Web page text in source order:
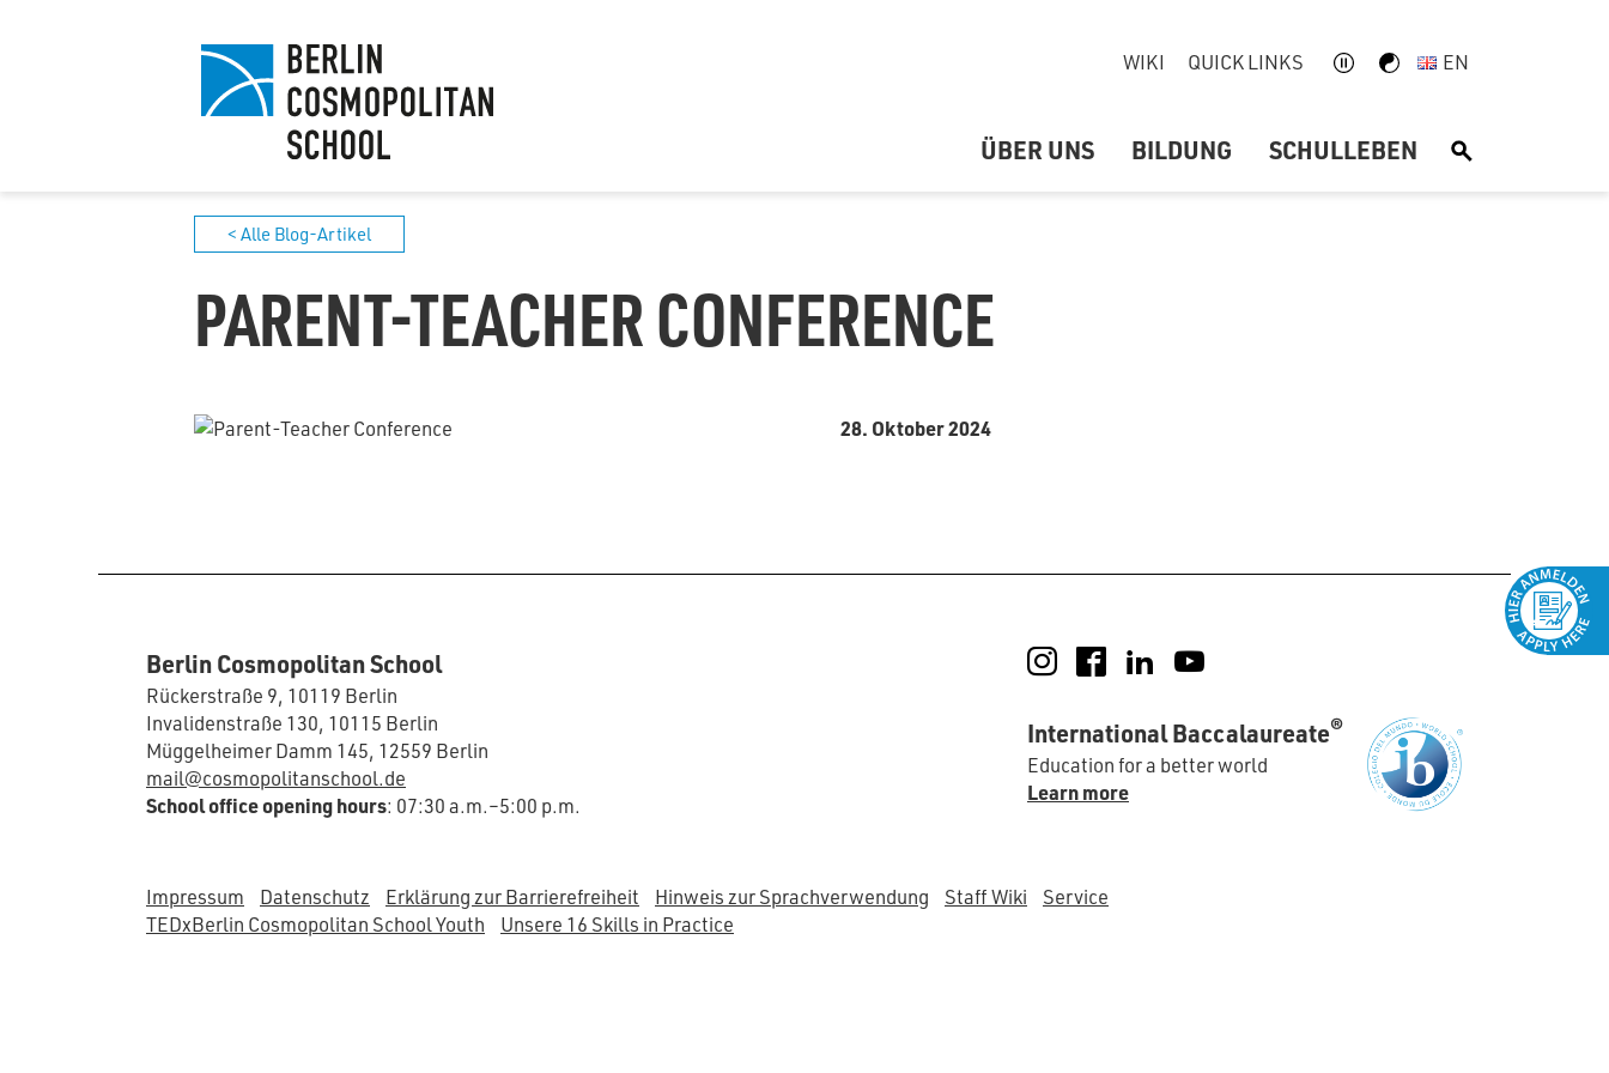
WIKI QUICK LINKS EN
ÜBER UNS BILDUNG SCHULLEBEN S
< Alle Blog-Artikel
PARENT-TEACHER CONFERENCE
28. Oktober 2024
Berlin Cosmopolitan School
Rückerstraße 9, 10119 Berlin
Invalidenstraße 130, 10115 Berlin
Müggelheimer Damm 145, 12559 Berlin
mail@cosmopolitanschool.de
School office opening hours: 07:30 a.m.–5:00 p.m.
Instagram
FacebookLinkedIn
International Baccalaureate®
Education for a better world
Learn more
Impressum Datenschutz Erklärung zur Barrierefreiheit Hinweis zur Sprachverwendung Staff Wiki
Service
TEDxBerlin Cosmopolitan School Youth
Unsere 16 Skills in Practice